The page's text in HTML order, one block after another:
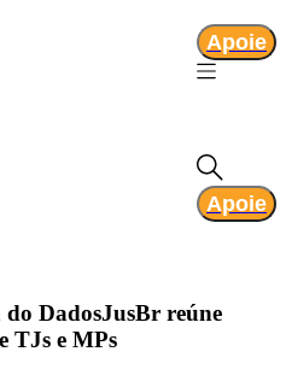
Apoie
Apoie
DadosJusBr reúne
TJs e MPs